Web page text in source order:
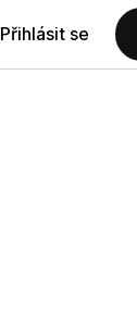
Přihlásit se